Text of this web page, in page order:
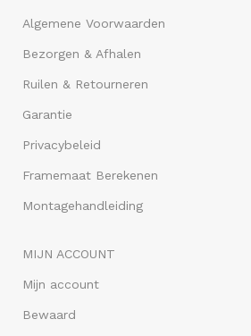
Algemene Voorwaarden
Bezorgen & Afhalen
Ruilen & Retourneren
Garantie
Privacybeleid
Framemaat Berekenen
Montagehandleiding
MIJN ACCOUNT
Mijn account
Bewaard